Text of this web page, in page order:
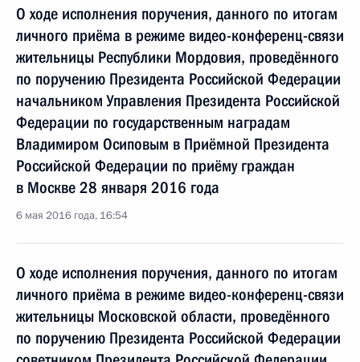
О ходе исполнения поручения, данного по итогам
личного приёма в режиме видео-конференц-связи
жительницы Республики Мордовия, проведённого
по поручению Президента Российской Федерации
начальником Управления Президента Российской
Федерации по государственным наградам
Владимиром Осиповым в Приёмной Президента
Российской Федерации по приёму граждан
в Москве 28 января 2016 года
6 мая 2016 года, 16:54
О ходе исполнения поручения, данного по итогам
личного приёма в режиме видео-конференц-связи
жительницы Московской области, проведённого
по поручению Президента Российской Федерации